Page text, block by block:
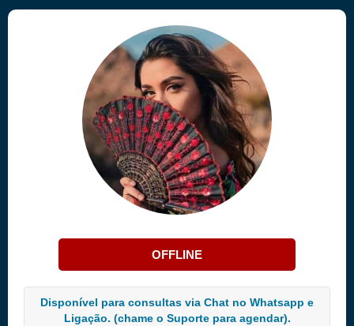
OFFLINE
Disponível para consultas via Chat no Whatsapp e
Ligação. (chame o Suporte para agendar).